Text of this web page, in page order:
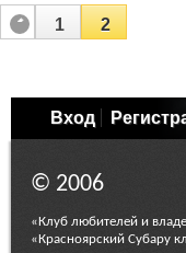
1 2
Вход
© 2006
«Клуб любителей и
«Красноярский Субару